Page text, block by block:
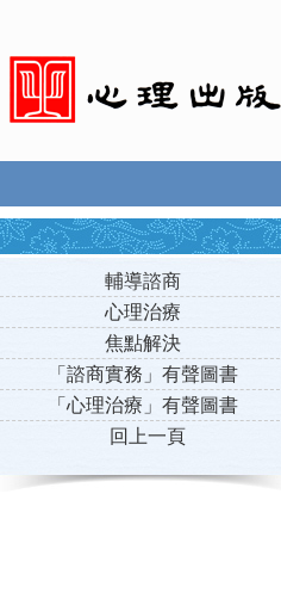
輔導諮商
心理治療
焦點解決
「諮商實務」有聲圖書
「心理治療」有聲圖書
回上一頁